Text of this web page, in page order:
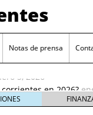
Notas de prensa
en 2026?
antes de abrir una